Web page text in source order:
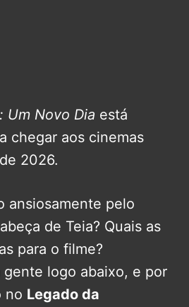
Um Novo Dia está
chegar aos cinemas
2026.
ansiosamente pelo
de Teia? Quais as
para o filme?
gente logo abaixo, e por
no Legado da